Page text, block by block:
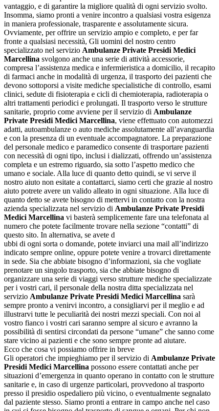
vantaggio, e di garantire la migliore qualità di ogni servizio svolto.
Insomma, siamo pronti a venire incontro a qualsiasi vostra esigenza
in maniera professionale, trasparente e assolutamente sicura.
Ovviamente, per offrire un servizio ampio e completo, e per far
fronte a qualsiasi necessità, Gli uomini del nostro centro
specializzato nel servizio Ambulanze Private Presidi Medici
Marcellina svolgono anche una serie di attività accessorie,
compresa l’assistenza medica e infermieristica a domicilio, il recapito
di farmaci anche in modalità di urgenza, il trasporto dei pazienti che
devono sottoporsi a visite mediche specialistiche di controllo, esami
clinici, sedute di fisioterapia e cicli di chemioterapia, radioterapia o
altri trattamenti periodici e prolungati. Il trasporto verso le strutture
sanitarie, proprio come avviene per il servizio di Ambulanze
Private Presidi Medici Marcellina, viene effettuato con automezzi
adatti, autoambulanze o auto mediche assolutamente all’avanguardia
e con la presenza di un eventuale accompagnatore. La preparazione
del personale medico e paramedico consente di trasportare pazienti
con necessità di ogni tipo, inclusi i dializzati, offrendo un’assistenza
completa e un estremo riguardo, sia sotto l’aspetto medico che
umano e sociale. Alla luce di quanto detto quindi, se vi serve il
nostro aiuto non esitate a contattarci, siamo certi che grazie al nostro
aiuto potrete avere un valido alleato in ogni situazione. Alla luce di
quanto detto se avete bisogno di mettervi in contatto con la nostra
azienda specializzata nel servizio di Ambulanze Private Presidi
Medici Marcellina vi basterà semplicemente fare una telefonata al
numero che potete facilmente trovare nella sezione “contatti” di
questo sito. In alternativa, se avete d
ubbi di ogni sorta o domande, potete inviarci una mail all’indirizzo
indicato sempre online, oppure potete venire a trovarci direttamente
in sede. Sia che abbiate bisogno d’informazioni, sia che vogliate
prenotare un singolo trasporto, sia che abbiate bisogno di
organizzare una serie di viaggi verso strutture mediche specializzate
per i vostri cari, il personale della nostra ditta specializzata nel
servizio Ambulanze Private Presidi Medici Marcellina sarà
sempre pronto a venirvi incontro, a consigliarvi per il meglio e ad
illustrarvi tutte le peculiarità dei nostri mezzi speciali. Con noi al
vostro fianco i vostri cari saranno sempre al sicuro e avranno la
possibilità di sentirsi circondati da persone “umane” che sanno come
stare vicino ai pazienti e che sono sempre pronte ad aiutare.
Ecco che cosa vi possiamo offrire in breve
Gli operatori che impieghiamo per il servizio di Ambulanze Private
Presidi Medici Marcellina possono essere contattati anche per
situazioni d’emergenza in quanto operano in contatto con le strutture
sanitarie e, in caso di urgenze particolari, provvedono al trasporto
presso il presidio ospedaliero più vicino, o eventualmente segnalato
dal paziente stesso. Siamo pronti a entrare in campo anche nel caso